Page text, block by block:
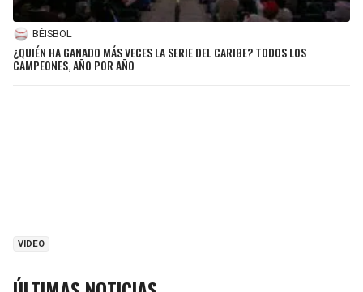
BÉISBOL
¿QUIÉN HA GANADO MÁS VECES LA SERIE DEL CARIBE? TODOS LOS
CAMPEONES, AÑO POR AÑO
VIDEO